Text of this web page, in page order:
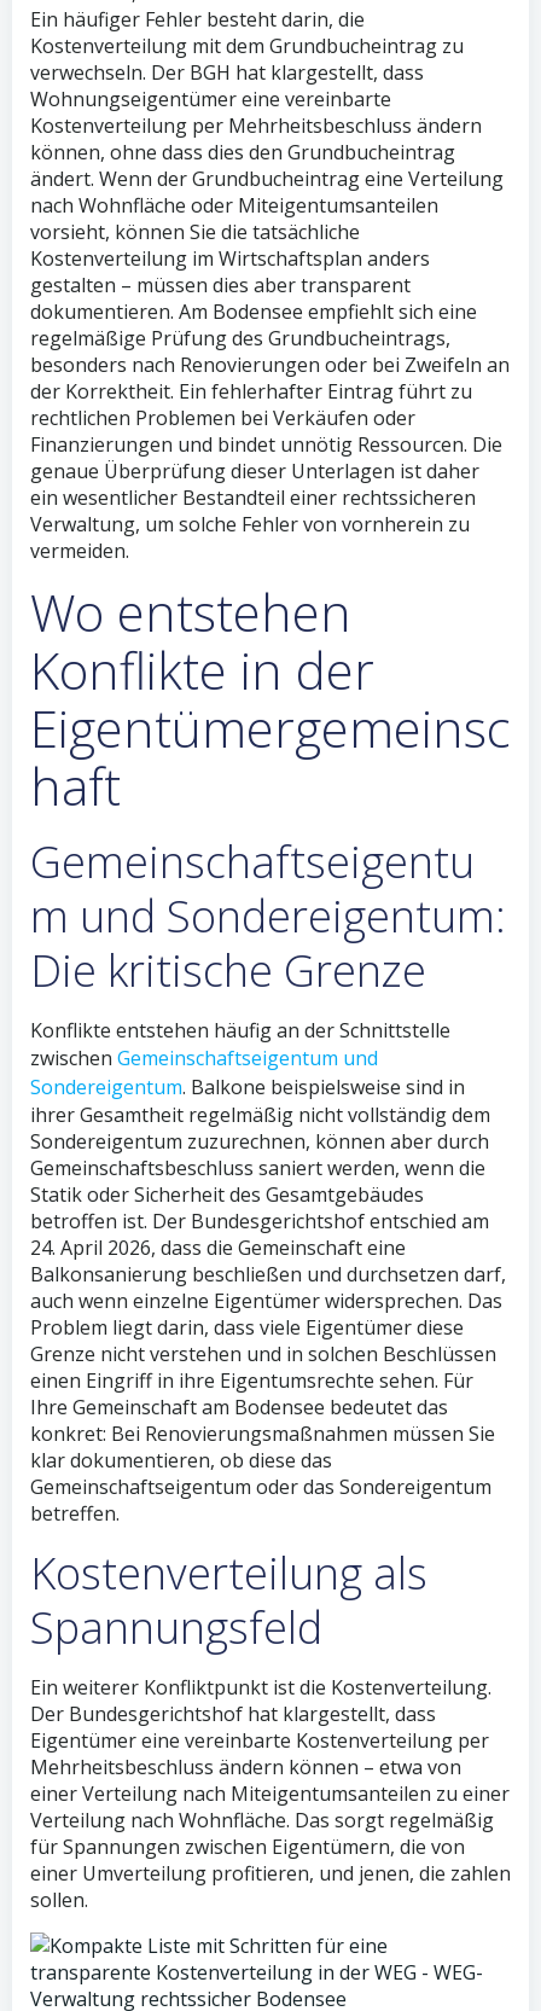
Ein häufiger Fehler besteht darin, die
Kostenverteilung mit dem Grundbucheintrag zu
verwechseln. Der BGH hat klargestellt, dass
Wohnungseigentümer eine vereinbarte
Kostenverteilung per Mehrheitsbeschluss ändern
können, ohne dass dies den Grundbucheintrag
ändert. Wenn der Grundbucheintrag eine Verteilung
nach Wohnfläche oder Miteigentumsanteilen
vorsieht, können Sie die tatsächliche
Kostenverteilung im Wirtschaftsplan anders
gestalten – müssen dies aber transparent
dokumentieren. Am Bodensee empfiehlt sich eine
regelmäßige Prüfung des Grundbucheintrags,
besonders nach Renovierungen oder bei Zweifeln an
der Korrektheit. Ein fehlerhafter Eintrag führt zu
rechtlichen Problemen bei Verkäufen oder
Finanzierungen und bindet unnötig Ressourcen. Die
genaue Überprüfung dieser Unterlagen ist daher
ein wesentlicher Bestandteil einer rechtssicheren
Verwaltung, um solche Fehler von vornherein zu
vermeiden.
Wo entstehen
Konflikte in der
Eigentümergemeinsc
haft
Gemeinschaftseigentu
m und Sondereigentum:
Die kritische Grenze
Konflikte entstehen häufig an der Schnittstelle
zwischen Gemeinschaftseigentum und
Sondereigentum. Balkone beispielsweise sind in
ihrer Gesamtheit regelmäßig nicht vollständig dem
Sondereigentum zuzurechnen, können aber durch
Gemeinschaftsbeschluss saniert werden, wenn die
Statik oder Sicherheit des Gesamtgebäudes
betroffen ist. Der Bundesgerichtshof entschied am
24. April 2026, dass die Gemeinschaft eine
Balkonsanierung beschließen und durchsetzen darf,
auch wenn einzelne Eigentümer widersprechen. Das
Problem liegt darin, dass viele Eigentümer diese
Grenze nicht verstehen und in solchen Beschlüssen
einen Eingriff in ihre Eigentumsrechte sehen. Für
Ihre Gemeinschaft am Bodensee bedeutet das
konkret: Bei Renovierungsmaßnahmen müssen Sie
klar dokumentieren, ob diese das
Gemeinschaftseigentum oder das Sondereigentum
betreffen.
Kostenverteilung als
Spannungsfeld
Ein weiterer Konfliktpunkt ist die Kostenverteilung.
Der Bundesgerichtshof hat klargestellt, dass
Eigentümer eine vereinbarte Kostenverteilung per
Mehrheitsbeschluss ändern können – etwa von
einer Verteilung nach Miteigentumsanteilen zu einer
Verteilung nach Wohnfläche. Das sorgt regelmäßig
für Spannungen zwischen Eigentümern, die von
einer Umverteilung profitieren, und jenen, die zahlen
sollen.